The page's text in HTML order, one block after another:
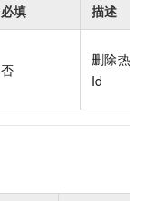
必填 描述
否
删除热
Id